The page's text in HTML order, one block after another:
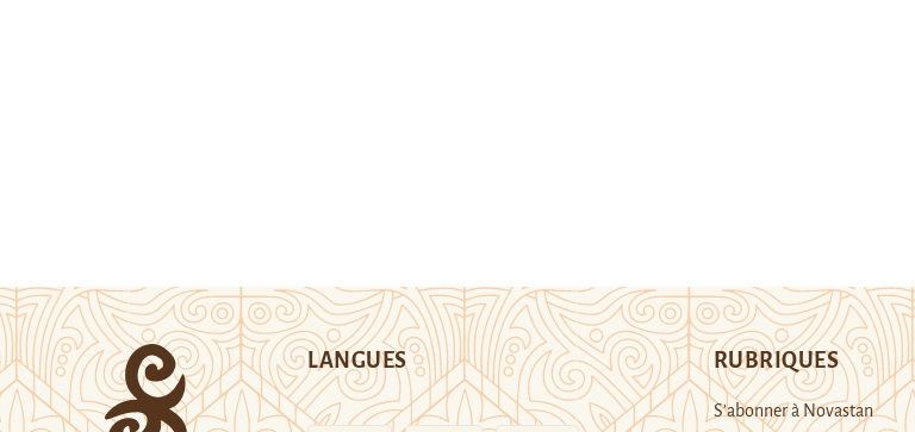
LANGUES RUBRIQUES
S’abonner à Novastan